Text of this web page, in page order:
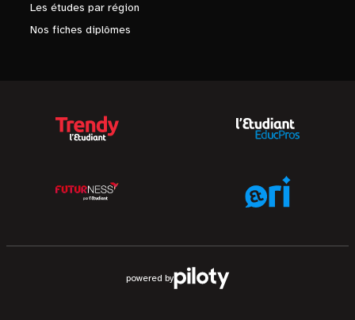
Les études par région
Nos fiches diplômes
powered by